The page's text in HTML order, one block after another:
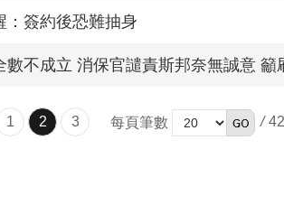
：簽約後恐難抽身
不成立 消保官譴責斯邦奈無誠意
1 2 3 每頁筆數 / 42